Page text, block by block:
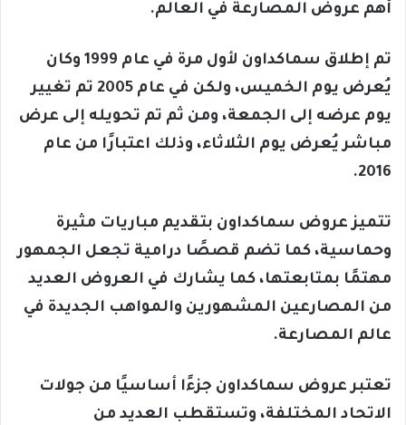
أهم عروض المصارعة في العالم.
تم إطلاق سماكداون لأول مرة في عام 1999 وكان
يُعرض يوم الخميس، ولكن في عام 2005 تم تغيير
يوم عرضه إلى الجمعة، ومن ثم تم تحويله إلى عرض
مباشر يُعرض يوم الثلاثاء، وذلك اعتبارًا من عام
2016.
تتميز عروض سماكداون بتقديم مباريات مثيرة
وحماسية، كما تضم قصصًا درامية تجعل الجمهور
مهتمًا بمتابعتها، كما يشارك في العروض العديد
من المصارعين المشهورين والمواهب الجديدة في
عالم المصارعة.
تعتبر عروض سماكداون جزءًا أساسيًا من جولات
الاتحاد المختلفة، وتستقطب العديد من